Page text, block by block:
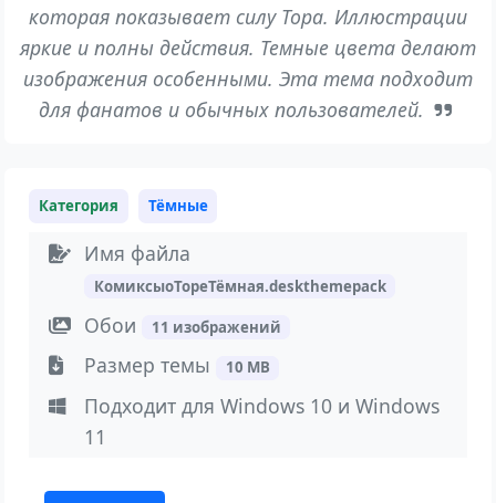
которая показывает силу Тора. Иллюстрации
яркие и полны действия. Темные цвета делают
изображения особенными. Эта тема подходит
для фанатов и обычных пользователей.
Категория Тёмные
Имя файла
КомиксыоТореТёмная.deskthemepack
Обои 11 изображений
Размер темы 10 MB
Подходит для Windows 10 и Windows
11